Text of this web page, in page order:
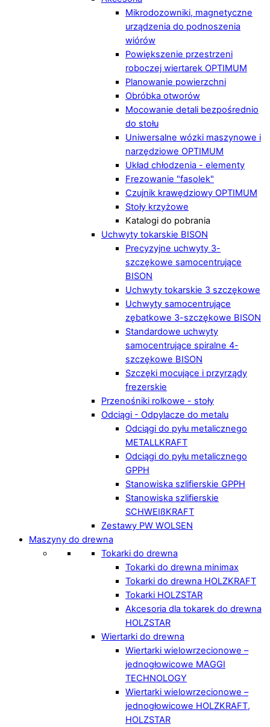
Mikrodozowniki, magnetyczne
urządzenia do podnoszenia
wiórów
Powiększenie przestrzeni
roboczej wiertarek OPTIMUM
Planowanie powierzchni
Obróbka otworów
Mocowanie detali bezpośrednio
do stołu
Uniwersalne wózki maszynowe i
narzędziowe OPTIMUM
Układ chłodzenia - elementy
Frezowanie "fasolek"
Czujnik krawędziowy OPTIMUM
Stoły krzyżowe
Katalogi do pobrania
Uchwyty tokarskie BISON
Precyzyjne uchwyty 3-
szczękowe samocentrujące
BISON
Uchwyty tokarskie 3 szczękowe
Uchwyty samocentrujące
zębatkowe 3-szczękowe BISON
Standardowe uchwyty
samocentrujące spiralne 4-
szczękowe BISON
Szczęki mocujące i przyrządy
frezerskie
Przenośniki rolkowe - stoły
Odciągi - Odpylacze do metalu
Odciągi do pyłu metalicznego
METALLKRAFT
Odciągi do pyłu metalicznego
GPPH
Stanowiska szlifierskie GPPH
Stanowiska szlifierskie
SCHWEIßKRAFT
Zestawy PW WOLSEN
Maszyny do drewna
Tokarki do drewna
Tokarki do drewna minimax
Tokarki do drewna HOLZKRAFT
Tokarki HOLZSTAR
Akcesoria dla tokarek do drewna
HOLZSTAR
Wiertarki do drewna
Wiertarki wielowrzecionowe –
jednogłowicowe MAGGI
TECHNOLOGY
Wiertarki wielowrzecionowe –
jednogłowicowe HOLZKRAFT,
HOLZSTAR